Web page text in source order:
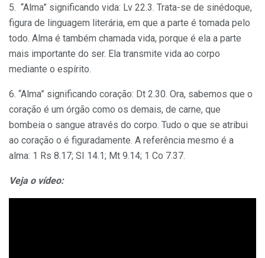
5. “Alma” significando vida: Lv 22.3. Trata-se de sinédoque,
figura de linguagem literária, em que a parte é tomada pelo
todo. Alma é também chamada vida, porque é ela a parte
mais importante do ser. Ela transmite vida ao corpo
mediante o espírito.
6. “Alma” significando coração: Dt 2.30. Ora, sabemos que o
coração é um órgão como os demais, de carne, que
bombeia o sangue através do corpo. Tudo o que se atribui
ao coração o é figuradamente. A referência mesmo é a
alma: 1 Rs 8.17; SI 14.1; Mt 9.14; 1 Co 7.37.
Veja o vídeo: